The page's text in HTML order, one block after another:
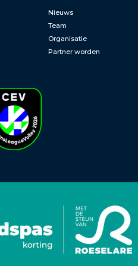
Nieuws
Team
Organisatie
Partner worden